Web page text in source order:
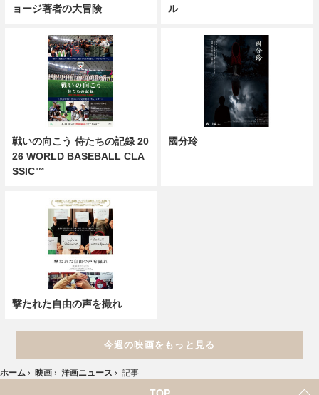
ョージ著者の大冒険
ル
戦いの向こう 侍たちの記録 20
26 WORLD BASEBALL CLA
SSIC™
國分玲
撃たれた自由の声を撮れ
今週の映画をもっと見る
ホーム › 映画 › 洋画ニュース › 記事